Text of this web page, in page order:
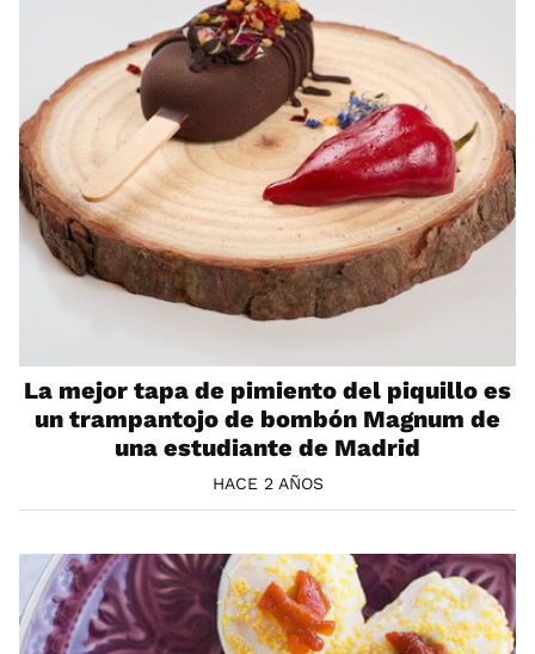
La mejor tapa de pimiento del piquillo es
un trampantojo de bombón Magnum de
una estudiante de Madrid
HACE 2 AÑOS